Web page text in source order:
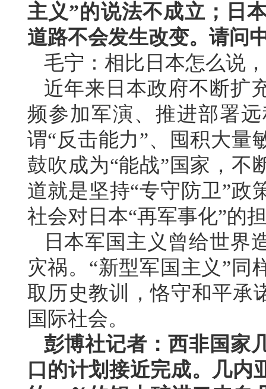
主义”的说法不成立；日
道路不会发生改变。请问
毛宁：相比日本怎么说
近年来日本政府不断扩
频参加军演、推进部署
谓“反击能力”、囤积大量
鼓吹成为“能战”国家，不
道就是坚持“专守防卫”政
社会对日本“再军事化”的
日本军国主义曾给世界
灾祸。“新型军国主义”同
取历史教训，恪守和平承
国际社会。
彭博社记者：西非国家
口的计划接近完成。几内